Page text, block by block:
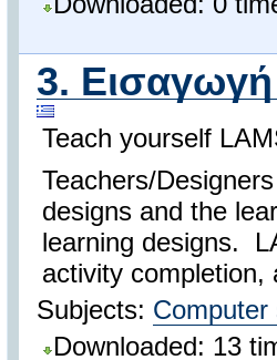
3.
Teach yourself
Teachers/
designs and the
learning designs.
activity completion,
Subjects: Computer
Downloaded: 13